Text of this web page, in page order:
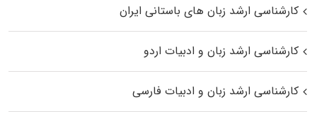
کارشناسی ارشد زبان‌ های باستانی ایران
کارشناسی ارشد زبان و ادبیات اردو
کارشناسی ارشد زبان و ادبیات فارسی